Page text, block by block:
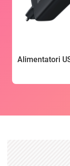
Alimentatori